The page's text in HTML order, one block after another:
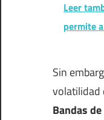
Leer
permite
Sin
volatilidad
Bandas